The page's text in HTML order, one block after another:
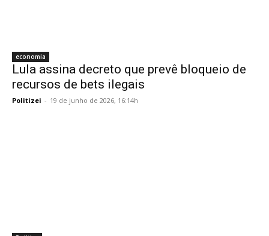
economia
Lula assina decreto que prevê bloqueio de
recursos de bets ilegais
Politizei - 19 de junho de 2026, 16:14h